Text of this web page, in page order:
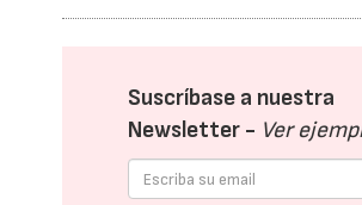
Suscríbase a nuestra
Newsletter - Ver